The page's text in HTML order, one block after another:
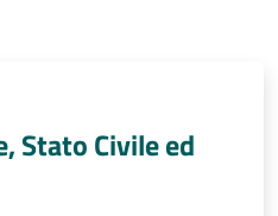
Stato Civile ed